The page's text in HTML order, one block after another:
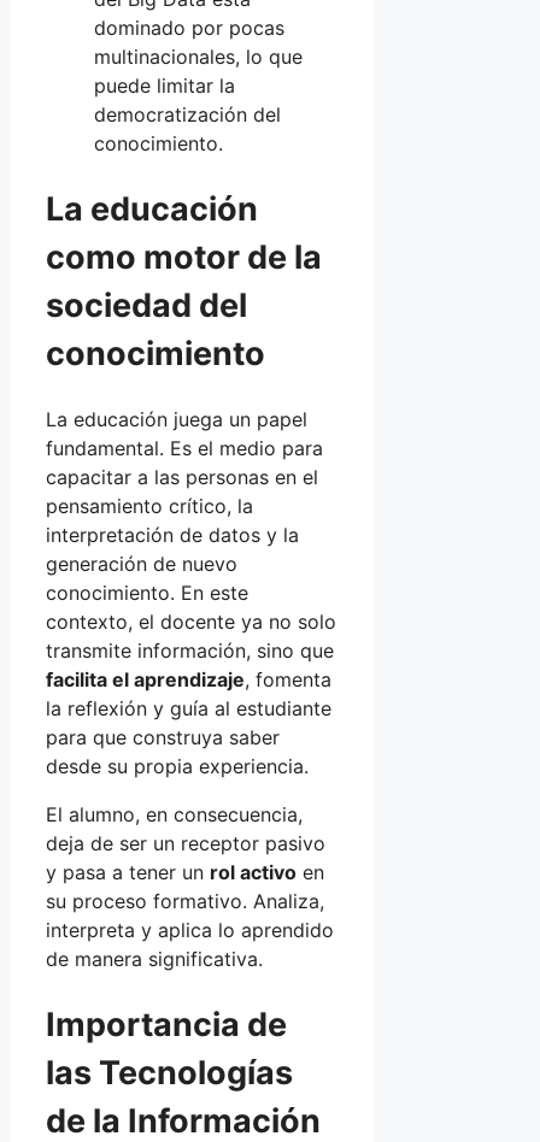
dominado por pocas
multinacionales, lo que
puede limitar la
democratización del
conocimiento.
La educación
como motor de la
sociedad del
conocimiento
La educación juega un papel
fundamental. Es el medio para
capacitar a las personas en el
pensamiento crítico, la
interpretación de datos y la
generación de nuevo
conocimiento. En este
contexto, el docente ya no solo
transmite información, sino que
facilita el aprendizaje, fomenta
la reflexión y guía al estudiante
para que construya saber
desde su propia experiencia.
El alumno, en consecuencia,
deja de ser un receptor pasivo
y pasa a tener un rol activo en
su proceso formativo. Analiza,
interpreta y aplica lo aprendido
de manera significativa.
Importancia de
las Tecnologías
de la Información